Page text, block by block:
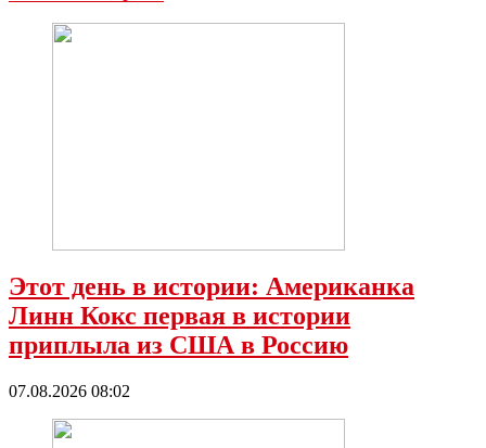
Этот день в истории: Американка
Линн Кокс первая в истории
приплыла из США в Россию
07.08.2026 08:02